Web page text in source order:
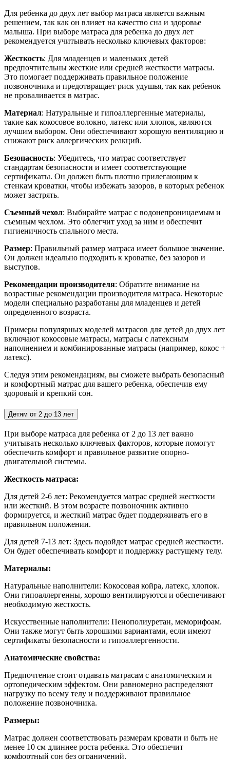
Для ребенка до двух лет выбор матраса является важным
решением, так как он влияет на качество сна и здоровье
малыша. При выборе матраса для ребенка до двух лет
рекомендуется учитывать несколько ключевых факторов:
Жесткость: Для младенцев и маленьких детей
предпочтительны жесткие или средней жесткости матрасы.
Это помогает поддерживать правильное положение
позвоночника и предотвращает риск удушья, так как ребенок
не проваливается в матрас.
Материал: Натуральные и гипоаллергенные материалы,
такие как кокосовое волокно, латекс или хлопок, являются
лучшим выбором. Они обеспечивают хорошую вентиляцию и
снижают риск аллергических реакций.
Безопасность: Убедитесь, что матрас соответствует
стандартам безопасности и имеет соответствующие
сертификаты. Он должен быть плотно прилегающим к
стенкам кроватки, чтобы избежать зазоров, в которых ребенок
может застрять.
Съемный чехол: Выбирайте матрас с водонепроницаемым и
съемным чехлом. Это облегчит уход за ним и обеспечит
гигиеничность спального места.
Размер: Правильный размер матраса имеет большое значение.
Он должен идеально подходить к кроватке, без зазоров и
выступов.
Рекомендации производителя: Обратите внимание на
возрастные рекомендации производителя матраса. Некоторые
модели специально разработаны для младенцев и детей
определенного возраста.
Примеры популярных моделей матрасов для детей до двух лет
включают кокосовые матрасы, матрасы с латексным
наполнением и комбинированные матрасы (например, кокос +
латекс).
Следуя этим рекомендациям, вы сможете выбрать безопасный
и комфортный матрас для вашего ребенка, обеспечив ему
здоровый и крепкий сон.
Детям от 2 до 13 лет
При выборе матраса для ребенка от 2 до 13 лет важно
учитывать несколько ключевых факторов, которые помогут
обеспечить комфорт и правильное развитие опорно-
двигательной системы.
Жесткость матраса:
Для детей 2-6 лет: Рекомендуется матрас средней жесткости
или жесткий. В этом возрасте позвоночник активно
формируется, и жесткий матрас будет поддерживать его в
правильном положении.
Для детей 7-13 лет: Здесь подойдет матрас средней жесткости.
Он будет обеспечивать комфорт и поддержку растущему телу.
Материалы:
Натуральные наполнители: Кокосовая койра, латекс, хлопок.
Они гипоаллергенны, хорошо вентилируются и обеспечивают
необходимую жесткость.
Искусственные наполнители: Пенополиуретан, меморифоам.
Они также могут быть хорошими вариантами, если имеют
сертификаты безопасности и гипоаллергенности.
Анатомические свойства:
Предпочтение стоит отдавать матрасам с анатомическим и
ортопедическим эффектом. Они равномерно распределяют
нагрузку по всему телу и поддерживают правильное
положение позвоночника.
Размеры:
Матрас должен соответствовать размерам кровати и быть не
менее 10 см длиннее роста ребенка. Это обеспечит
комфортный сон без ограничений.